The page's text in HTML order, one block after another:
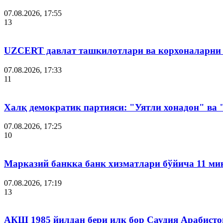
07.08.2026, 17:55
13
UZCERT давлат ташкилотлари ва
07.08.2026, 17:33
11
Халқ демократик партияси: "Уятли хонадон"
07.08.2026, 17:25
10
Марказий банкка банк хизматлари бўйича 11
07.08.2026, 17:19
13
АҚШ 1985 йилдан бери илк бор Саудия